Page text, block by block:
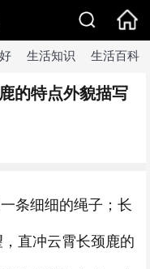
生活知识 生活百科
的特点外貌描写
条细细的绳子；长
直冲云霄长颈鹿的